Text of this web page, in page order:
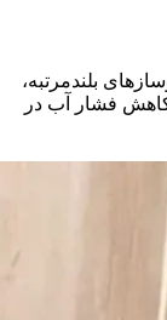
بلندمرتبه،
فشار آب در